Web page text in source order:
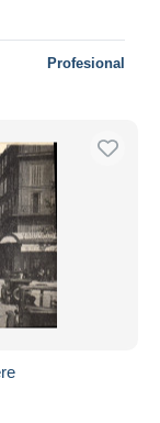
Profesional